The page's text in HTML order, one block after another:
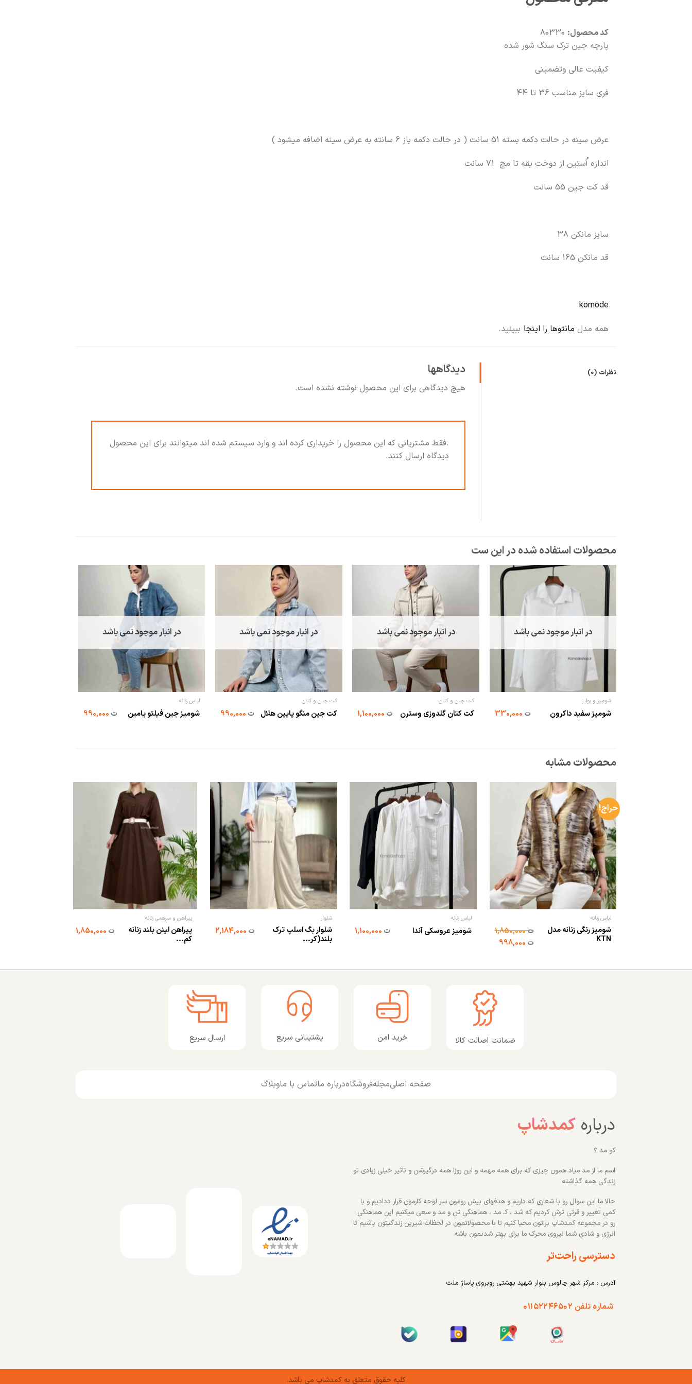
کد محصول: 80330
پارچه جین ترک سنگ شور شده
کیفیت عالی وتضمینی
فری سایز مناسب 36 تا 44
عرض سینه در حالت دکمه بسته 51 سانت ( در حالت دکمه باز 6 سانته به عرض سینه اضافه میشود )
اندازه آُستین از دوخت یقه تا مچ 71 سانت
قد کت جین 55 سانت
سایز مانکن 38
قد مانکن 165 سانت
komode
همه مدل مانتوها را اینجا ببینید.
نظرات (0) دیدگاهها
هیچ دیدگاهی برای این محصول نوشته نشده است.
.فقط مشتریانی که این محصول را خریداری کرده اند و وارد سیستم شده اند میتوانند برای این محصول
دیدگاه ارسال کنند.
در انبار موجود نمی باشد
شومیز و بولیز
شومیز سفید داکرون ت
در انبار موجود نمی باشد
کت جین و کتان
کت کتان گلدوزی وسترن ت
در انبار موجود نمی باشد
کت جین و کتان
کت جین منگو پایین هلال ت
در انبار موجود نمی باشد
لباس زنانه
شومیز جین فیلتو یامین ت
محصولات مشابه
حراج!
لباس زنانه
شومیز رنگی زنانه مدل
KTN
ت1,850,000
ت
لباس زنانه
شومیز عروسکی آندا ت
شلوار
شلوار بگ اسلپ ترک
بلند(کر...
ت
پیراهن و سرهمی زنانه
پیراهن لینن بلند زنانه
کم...
ت
ضمانت اصالت کالا خرید امن پشتیبانی سریع ارسال سریع
صفحه اصلیمجلهفروشگاهدرباره ماتماس با ماوبلاگ
دربارهکمدشاپ
کو مد ؟
اسم ما از مد میاد همون چیزی که برای همه مهمه و این روزا همه درگیرشن و تاثیر خیلی زیادی تو
زندگی همه گذاشته
حالا ما این سوال رو با شعاری که داریم و هدفهای پیش رومون سر لوحه کارمون قرار ددادیم و با
کمی تغییر و قرتی ترش کردیم که شد ، کـ مد ، هماهنگی تن و مد و سعی میکنیم این هماهنگی
رو در مجموعه کمدشاپ براتون محیا کنیم تا با محصولاتمون در لحظات شیرین زندگیتون باشیم تا
انرژی و شادی شما نیروی محرک ما برای بهتر شدنمون باشه
دسترسی راحت‌تر
آدرس : مرکز شهر چالوس بلوار شهید بهشتی روبروی پاساژ ملت
شماره تلفن ۰۱۱۵۲۲۴۶۵۰۲
کلیه حقوق متعلق به کمدشاپ می باشد.